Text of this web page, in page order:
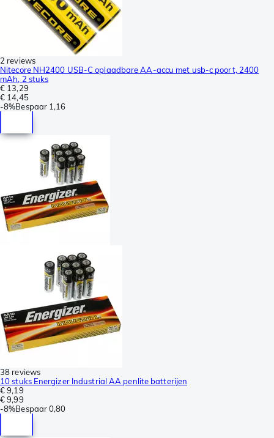
2 reviews
Nitecore NH2400 USB-C oplaadbare AA-accu met usb-c poort, 2400
mAh, 2 stuks
€ 13,29
€ 14,45
-8%Bespaar 1,16
38 reviews
10 stuks Energizer Industrial AA penlite batterijen
€ 9,19
€ 9,99
-8%Bespaar0,80